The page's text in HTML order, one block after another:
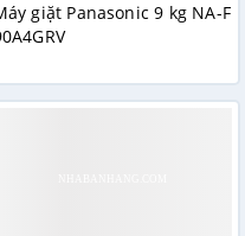
giặt Panasonic 9 kg NA-F